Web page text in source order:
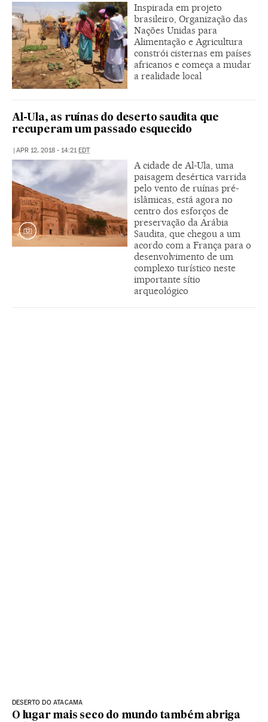
Inspirada em projeto
brasileiro, Organização das
Nações Unidas para
Alimentação e Agricultura
constrói cisternas em países
africanos e começa a mudar
a realidade local
Al-Ula, as ruínas do deserto saudita que
recuperam um passado esquecido
| APR 12, 2018 - 14:21EDT
A cidade de Al-Ula, uma
paisagem desértica varrida
pelo vento de ruínas pré-
islâmicas, está agora no
centro dos esforços de
preservação da Arábia
Saudita, que chegou a um
acordo com a França para o
desenvolvimento de um
complexo turístico neste
importante sítio
arqueológico
DESERTO DO ATACAMA
O lugar mais seco do mundo também abriga